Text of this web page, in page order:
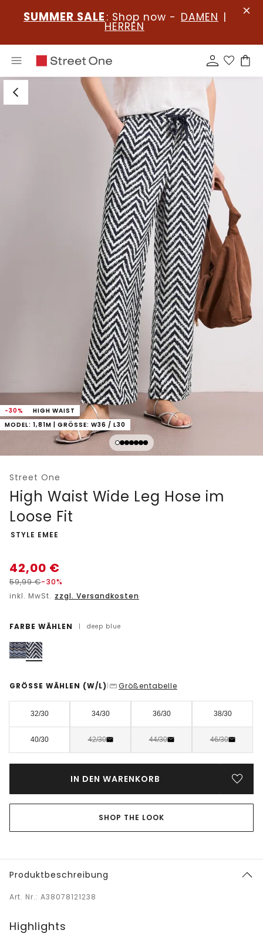
SUMMER SALE : Shop now - DAMEN |
HERREN
-30%
HIGH WAIST
MODEL: 1,81M | GRÖSSE: W36 / L30
Street One
High Waist Wide Leg Hose im
Loose Fit
-
STYLE EMEE
42,00 €
59,99€-30%
inkl. MwSt. zzgl. Versandkosten
FARBE WÄHLEN | deep blue
GRÖSSE WÄHLEN (W/L) | Größentabelle
32/30 34/30 36/30 38/30
40/30 42/30 44/30 46/30
IN DEN WARENKORB
SHOP THE LOOK
Produktbeschreibung
Art. Nr.: A38078121238
Highlights